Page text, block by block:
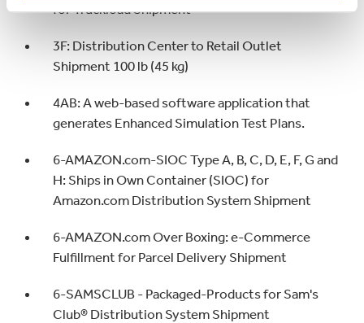
for Truckload Shipment
3F: Distribution Center to Retail Outlet
Shipment 100 lb (45 kg)
4AB: A web-based software application that
generates Enhanced Simulation Test Plans.
6-AMAZON.com-SIOC Type A, B, C, D, E, F, G and
H: Ships in Own Container (SIOC) for
Amazon.com Distribution System Shipment
6-AMAZON.com Over Boxing: e-Commerce
Fulfillment for Parcel Delivery Shipment
6-SAMSCLUB - Packaged-Products for Sam's
Club® Distribution System Shipment